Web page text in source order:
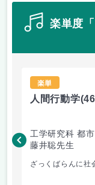
楽単度
楽単
人間行動学
工学研究科 都
藤井聡先生
ざっくばらんに社